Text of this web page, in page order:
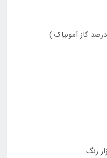
گاز آمونیاک )
رنگ